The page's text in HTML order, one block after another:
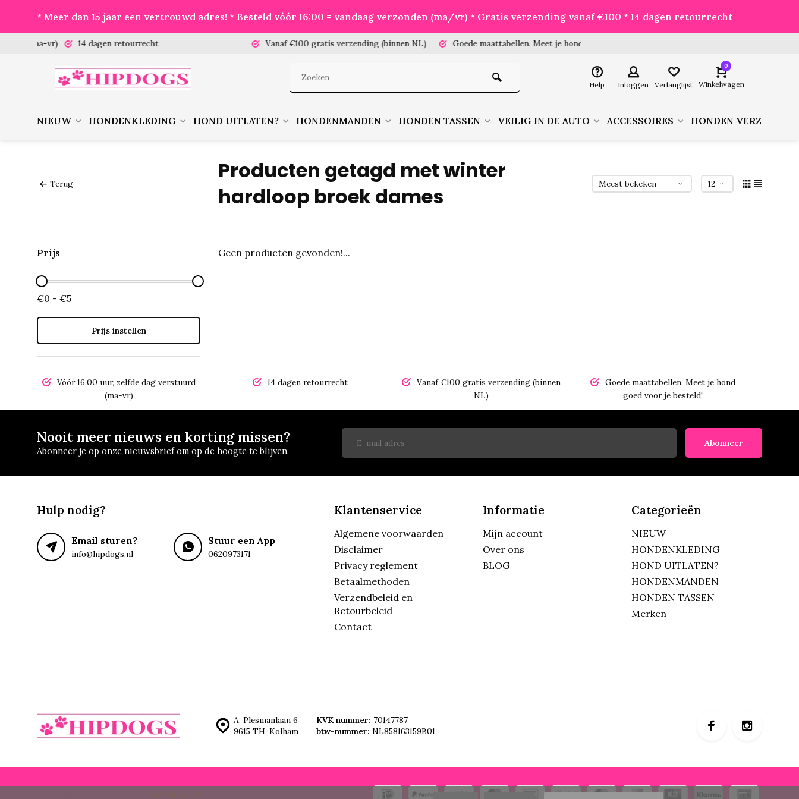
* Meer dan 15 jaar een vertrouwd adres! * Besteld vóór 16:00 = vandaag verzonden (ma/vr) * Gratis verzending vanaf €100 * 14 dagen retourrecht
14 dagen retourrecht Vanaf €100 gratis verzending (binnen NL) Goede maattabellen.Meet je hond goed voor je besteld!
Help Inloggen Verlanglijst
0
Winkelwagen
NIEUW HONDENKLEDING HOND UITLATEN? HONDENMANDEN HONDEN TASSEN VEILIG IN DE AUTO ACCESSOIRES HONDEN
Terug
Producten getagd met winter
hardloop broek dames
Prijs
€0 - €5
Prijs instellen
Geen producten gevonden!...
Vóór 16.00 uur, zelfde dag verstuurd
(ma-vr)
14 dagen retourrecht
Vanaf €100 gratis verzending (binnen
NL)
Goede maattabellen. Meet je hond
goed voor je besteld!
Nooit meer nieuws en korting missen?
Abonneer je op onze nieuwsbrief om op de hoogte te blijven.
Abonneer
Hulp nodig?
Email sturen?
info@hipdogs.nl
Stuur een App
0620973171
Klantenservice
Algemene voorwaarden
Disclaimer
Privacy reglement
Betaalmethoden
Verzendbeleid en
Retourbeleid
Contact
Informatie
Mijn account
Over ons
BLOG
Categorieën
NIEUW
HONDENKLEDING
HOND UITLATEN?
HONDENMANDEN
HONDEN TASSEN
Merken
A. Plesmanlaan 6
9615 TH, Kolham
KVK nummer: 70147787
btw-nummer: NL858163159B01